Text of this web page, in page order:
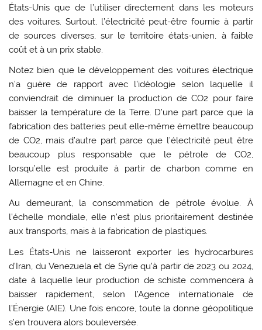
États-Unis que de l’utiliser directement dans les moteurs
des voitures. Surtout, l’électricité peut-être fournie à partir
de sources diverses, sur le territoire états-unien, à faible
coût et à un prix stable.
Notez bien que le développement des voitures électrique
n’a guère de rapport avec l’idéologie selon laquelle il
conviendrait de diminuer la production de CO2 pour faire
baisser la température de la Terre. D’une part parce que la
fabrication des batteries peut elle-même émettre beaucoup
de CO2, mais d’autre part parce que l’électricité peut être
beaucoup plus responsable que le pétrole de CO2,
lorsqu’elle est produite à partir de charbon comme en
Allemagne et en Chine.
Au demeurant, la consommation de pétrole évolue. À
l’échelle mondiale, elle n’est plus prioritairement destinée
aux transports, mais à la fabrication de plastiques.
Les États-Unis ne laisseront exporter les hydrocarbures
d’Iran, du Venezuela et de Syrie qu’à partir de 2023 ou 2024,
date à laquelle leur production de schiste commencera à
baisser rapidement, selon l’Agence internationale de
l’Énergie (AIE). Une fois encore, toute la donne géopolitique
s’en trouvera alors bouleversée.